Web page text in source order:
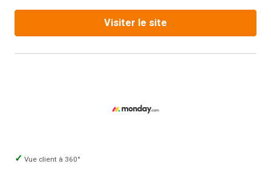
Visiter le site
Vue client à 360°